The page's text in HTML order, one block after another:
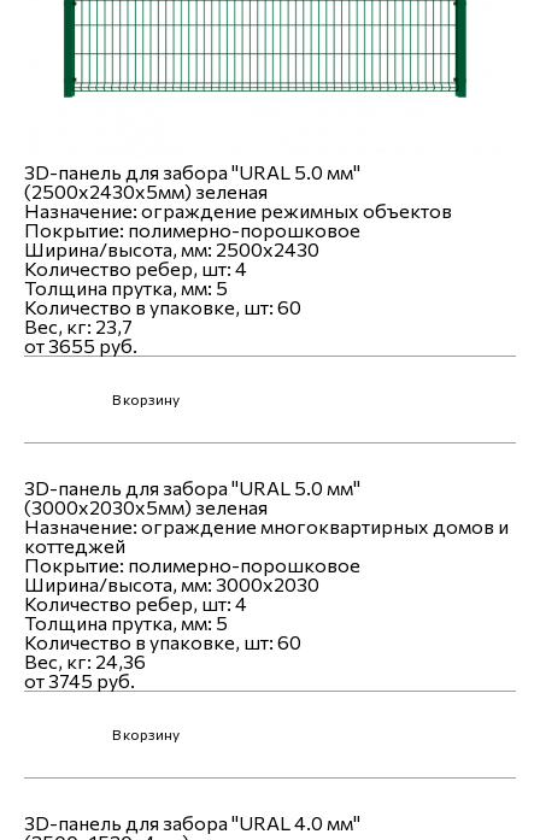
3D-панель для забора "URAL 5.0 мм"
(2500х2430х5мм) зеленая
Назначение: ограждение режимных объектов
Покрытие: полимерно-порошковое
Ширина/высота, мм: 2500x2430
Количество ребер, шт: 4
Толщина прутка, мм: 5
Количество в упаковке, шт: 60
Вес, кг: 23,7
от 3655 руб.
В корзину
3D-панель для забора "URAL 5.0 мм"
(3000х2030х5мм) зеленая
Назначение: ограждение многоквартирных домов и
коттеджей
Покрытие: полимерно-порошковое
Ширина/высота, мм: 3000x2030
Количество ребер, шт: 4
Толщина прутка, мм: 5
Количество в упаковке, шт: 60
Вес, кг: 24,36
от 3745 руб.
В корзину
3D-панель для забора "URAL 4.0 мм"